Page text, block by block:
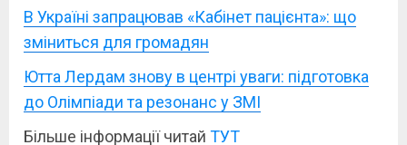
В Україні запрацював «Кабінет пацієнта»: що
зміниться для громадян
Ютта Лердам знову в центрі уваги: підготовка
до Олімпіади та резонанс у ЗМІ
Більше інформації читай ТУТ